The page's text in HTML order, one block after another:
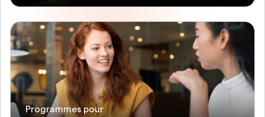
Programmes pour